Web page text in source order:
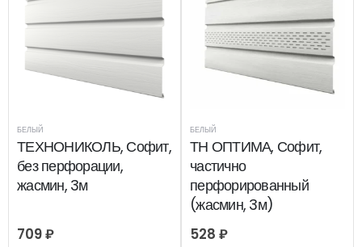
БЕЛЫЙ
ТЕХНОНИКОЛЬ, Софит,
без перфорации,
жасмин, 3м
709₽
БЕЛЫЙ
ТН ОПТИМА, Софит,
частично
перфорированный
(жасмин, 3м)
528 ₽